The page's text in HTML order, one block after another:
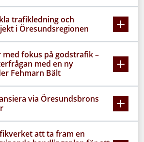
trafikledning och
i Öresundsregionen
med fokus på godstrafik –
med en ny
Fehmarn Bält
via Öresundsbrons
att ta fram en